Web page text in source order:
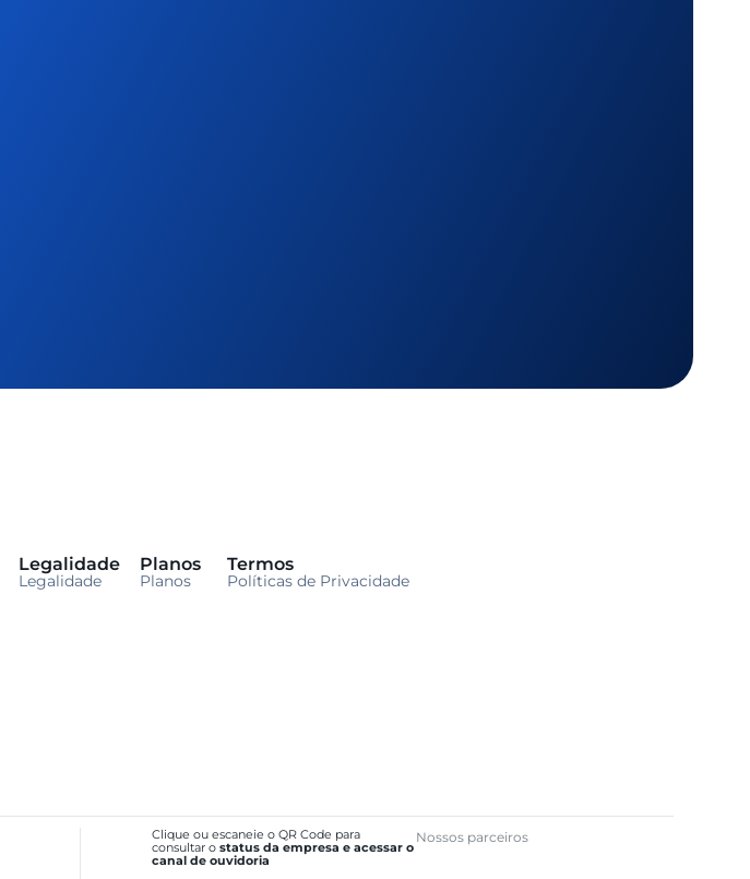
Legalidade
Legalidade
Planos
Planos
Termos
Políticas de Privacidade
Clique ou escaneie o QR Code para
consultar o status da empresa e acessar o
canal de ouvidoria
Nossos parceiros